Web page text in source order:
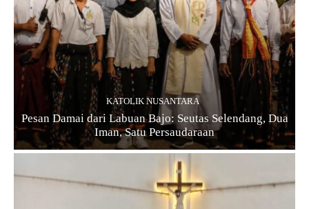
KATOLIK NUSANTARA
Pesan Damai dari Labuan Bajo: Seutas Selendang, Dua
Iman, Satu Persaudaraan